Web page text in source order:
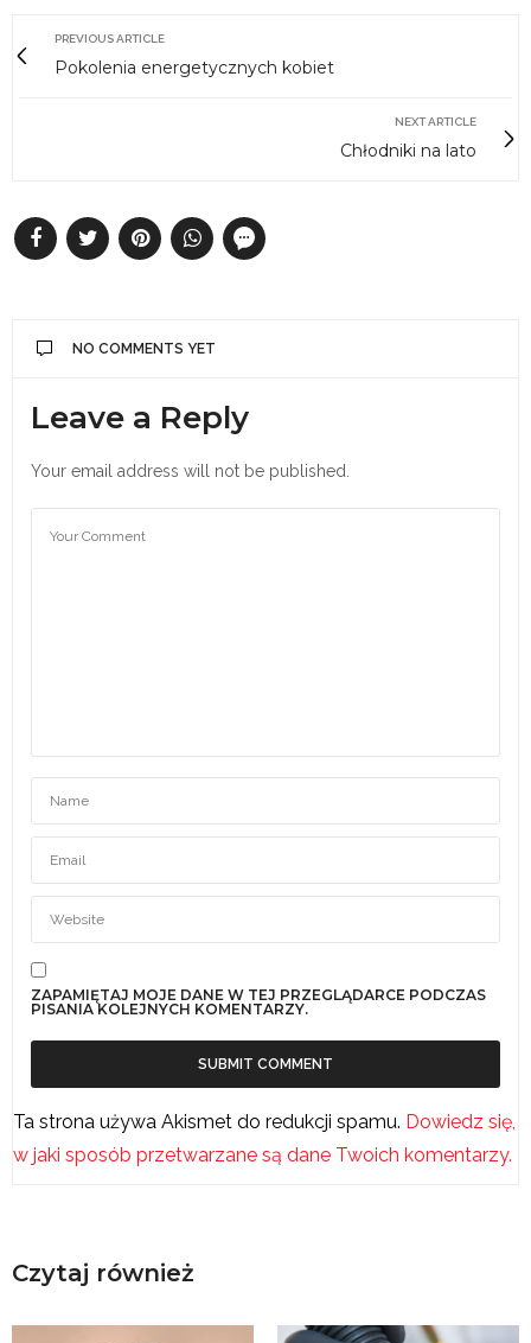
PREVIOUS ARTICLE
Pokolenia energetycznych kobiet
NEXT ARTICLE
Chłodniki na lato
NO COMMENTS YET
Leave a Reply
Your email address will not be published.
ZAPAMIĘTAJ MOJE DANE W TEJ PRZEGLĄDARCE PODCZAS
PISANIA KOLEJNYCH KOMENTARZY.
Ta strona używa Akismet do redukcji spamu. Dowiedz się,
w jaki sposób przetwarzane są dane Twoich komentarzy.
Czytaj również